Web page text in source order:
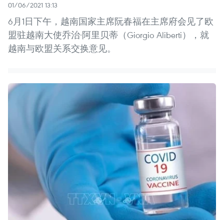
01/06/2021 13:13
6月1日下午，越南国家主席阮春福在主席府会见了欧
盟驻越南大使乔治·阿里贝蒂（Giorgio Aliberti），就
越南与欧盟关系交换意见。